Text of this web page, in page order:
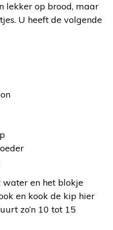
lekker op brood, maar
U heeft de volgende
water en het blokje
en kook de kip hier
zo’n 10 tot 15